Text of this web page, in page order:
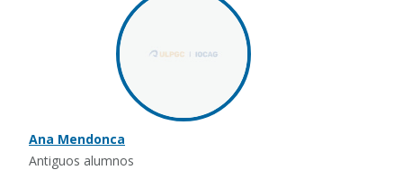
Ana Mendonca
Antiguos alumnos